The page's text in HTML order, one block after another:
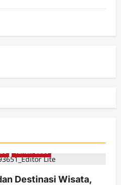
Tanah Laut
Destinasi Wisata,